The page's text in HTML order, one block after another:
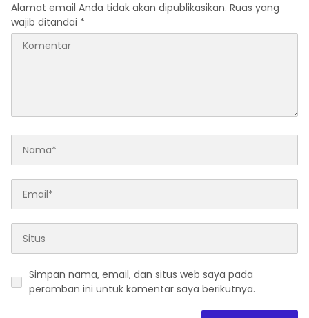
Alamat email Anda tidak akan dipublikasikan. Ruas yang
wajib ditandai *
Simpan nama, email, dan situs web saya pada
peramban ini untuk komentar saya berikutnya.